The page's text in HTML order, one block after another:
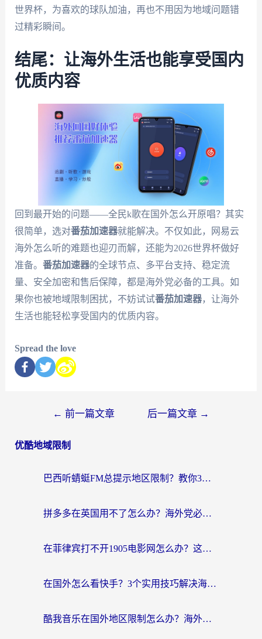
世界杯，为喜欢的球队加油，再也不用因为地域问题错
过精彩瞬间。
结尾：让海外生活也能享受国内
优质内容
回到最开始的问题——全民k歌在国外怎么开原唱？其实
很简单，选对番茄加速器就能解决。不仅如此，网易云
海外怎么听的难题也迎刃而解，还能为2026世界杯做好
准备。 番茄加速器的全球节点、多平台支持、稳定流
量、安全加密和售后保障，都是海外党必备的工具。如
果你也被地域限制困扰，不妨试试番茄加速器，让海外
生活也能轻松享受国内的优质内容。
Spread the love
← 前一篇文章 后一篇文章 →
优酷地域限制
巴西听蜻蜓FM总提示地区限制？教你3步修改定位畅听国内内容
拼多多在英国用不了怎么办？海外党必看的回国加速全攻略（附B站洋码头解决方法）
在菲律宾打不开1905电影网怎么办？这份攻略帮你重拾国内影视自由
在国外怎么看快手？3个实用技巧解决海外追剧、社交、游戏难题
酷我音乐在国外地区限制怎么办？海外党亲测有效的回国加速方案